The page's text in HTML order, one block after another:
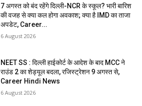
7 अगस्त को बंद रहेंगे दिल्ली-NCR के स्कूल? भारी बारिश
की वजह से क्या कल होगा अवकाश; क्या है IMD का ताजा
अपडेट, Career...
6 August 2026
NEET SS : दिल्ली हाईकोर्ट के आदेश के बाद MCC ने
राउंड 2 का शेड्यूल बदला, रजिस्ट्रेशन 9 अगस्त से,
Career Hindi News
6 August 2026